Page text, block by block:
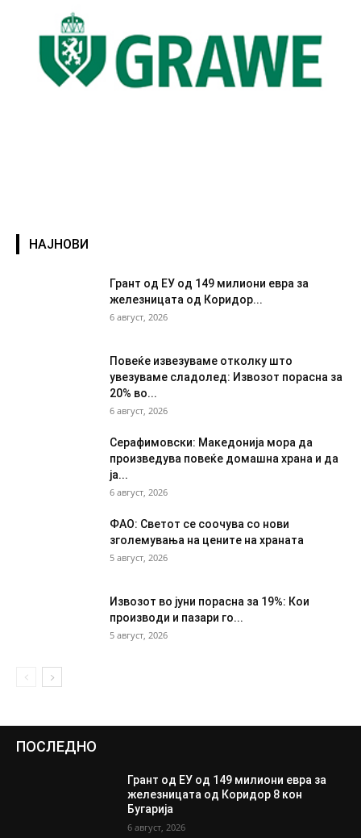
НАЈНОВИ
Грант од ЕУ од 149 милиони евра за
железницата од Коридор...
6 август, 2026
Повеќе извезуваме отколку што
увезуваме сладолед: Извозот порасна за
20% во...
6 август, 2026
Серафимовски: Македонија мора да
произведува повеќе домашна храна и да
ја...
6 август, 2026
ФАО: Светот се соочува со нови
зголемувања на цените на храната
5 август, 2026
Извозот во јуни порасна за 19%: Кои
производи и пазари го...
5 август, 2026
ПОСЛЕДНО
Грант од ЕУ од 149 милиони евра за
железницата од Коридор 8 кон
Бугарија
6 август, 2026